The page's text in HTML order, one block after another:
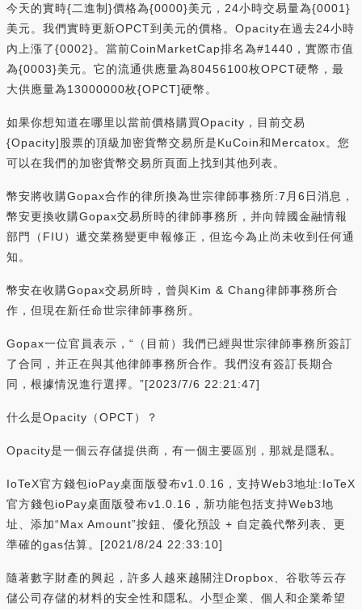
今天的實時{二進制}價格為{0000}美元，24小時交易量為{0001}
美元。我們實時更新OPCT到美元的價格。Opacity在過去24小時
內上漲了{0002}。當前CoinMarketCap排名為#1440，實際市值
為{0003}美元。它的流通供應量為80456100枚OPCT硬幣，最
大供應量為13000000枚{OPCT]硬幣。
如果你想知道在哪里以當前價格購買Opacity，目前交易
{Opacity]股票的頂級加密貨幣交易所是KuCoin和Mercatox。您
可以在我們的加密貨幣交易所頁面上找到其他列表。
幣安將收購Gopax合作的律所換為世宗律師事務所:7月6日消息，
幣安更換收購Gopax交易所時的律師事務所，并向韓國金融情報
部門（FIU）遞交業務變更申報修正，但迄今為止尚未收到任何通
知。
幣安在收購Gopax交易所時，曾與Kim & Chang律師事務所合
作，但現在新任命世宗律師事務所。
Gopax一位官員表示，“（目前）我們已經與世宗律師事務所簽訂
了合同，并正在與其他律師事務所合作。我們沒有簽訂長期合
同，根據情況進行選擇。”[2023/7/6 22:21:47]
什么是Opacity（OPCT）？
Opacity是一個云存儲提供商，有一個主要區別，那就是隱私。
IoTeX官方錢包ioPay桌面版發布v1.0.16，支持Web3地址:IoTeX
官方錢包ioPay桌面版發布v1.0.16，新功能包括支持Web3地
址、添加“Max Amount”按鈕、優化預設 + 自定義代幣列表、更
準確的gas估算。[2021/8/24 22:33:10]
隨著數字財產的興起，許多人越來越關注Dropbox、谷歌等云存
儲公司存儲的材料的安全性和隱私。小型企業、個人和企業希望